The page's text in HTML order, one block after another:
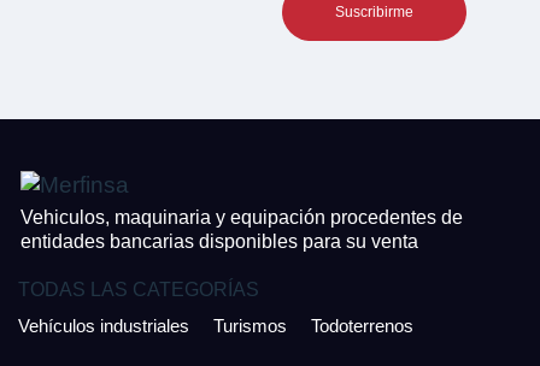
Vehiculos, maquinaria y equipación procedentes de
entidades bancarias disponibles para su venta
TODAS LAS CATEGORÍAS
Vehículos industriales
Turismos Todoterrenos